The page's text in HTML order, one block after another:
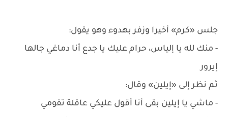
جلس «كرم» أخيرا وزفر بهدوء وهو يقول:
- منك لله يا إلياس، حرام عليك يا جدع أنا دماغي جالها
إيرور
ثم نظر إلى «إيلين» وقال:
- ماشي يا إيلين بقى أنا أقول عليكي عاقلة تقومي